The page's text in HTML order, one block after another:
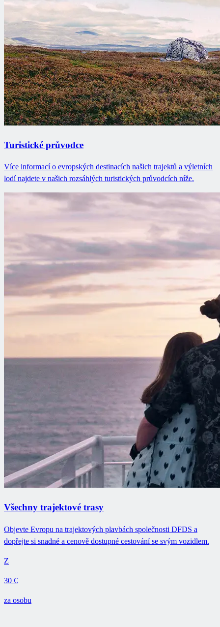
Turistické průvodce
Více informací o evropských destinacích našich trajektů a výletních
lodí najdete v našich rozsáhlých turistických průvodcích níže.
Všechny trajektové trasy
Objevte Evropu na trajektových plavbách společnosti DFDS a
dopřejte si snadné a cenově dostupné cestování se svým vozidlem.
Z
30 €
za osobu